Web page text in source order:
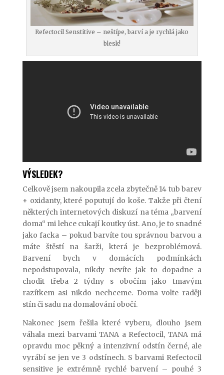
Refectocil Senstitive – neštípe, barví a je rychlá jako
blesk!
VÝSLEDEK?
Celkově jsem nakoupila zcela zbytečně 14 tub barev
+ oxidanty, které poputují do koše. Takže při čtení
některých internetových diskuzí na téma „barvení
doma“ mi lehce cukají koutky úst. Ano, je to snadné
jako facka – pokud barvíte tou správnou barvou a
máte štěstí na šarži, která je bezproblémová.
Barvení bych v domácích podmínkách
nepodstupovala, nikdy nevíte jak to dopadne a
chodit třeba 2 týdny s obočím jako tmavým
razítkem asi nikdo nechceme. Doma volte raději
stín či sadu na domalování obočí.
Nakonec jsem řešila které vyberu, dlouho jsem
váhala mezi barvami TANA a Refectocil, TANA má
opravdu moc pěkný a intenzivní odstín černé, ale
vyrábí se jen ve 3 odstínech. S barvami Refectocil
sensitive je extrémně rychlé barvení – pouhé 3